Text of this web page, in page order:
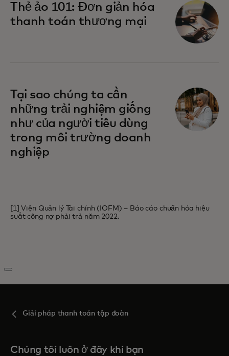
Thẻ ảo 101: Đơn giản hóa
thanh toán thương mại
Tại sao chúng ta cần
những trải nghiệm giống
như của người tiêu dùng
trong môi trường doanh
nghiệp
[1] Viện Quản lý Tài chính (IOFM) – Báo cáo chuẩn hóa hiệu
suất công nợ phải trả năm 2022.
Giải pháp thanh toán tập đoàn
Chúng tôi luôn ở đây khi bạn